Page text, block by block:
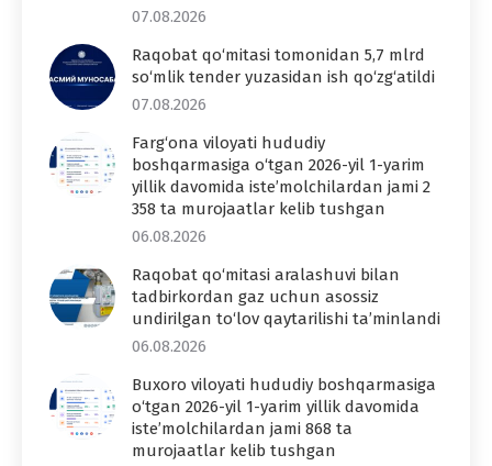
07.08.2026
Raqobat qo‘mitasi tomonidan 5,7 mlrd
so‘mlik tender yuzasidan ish qo‘zg‘atildi
07.08.2026
Farg‘ona viloyati hududiy
boshqarmasiga o‘tgan 2026-yil 1-yarim
yillik davomida iste’molchilardan jami 2
358 ta murojaatlar kelib tushgan
06.08.2026
Raqobat qo‘mitasi aralashuvi bilan
tadbirkordan gaz uchun asossiz
undirilgan to‘lov qaytarilishi ta’minlandi
06.08.2026
Buxoro viloyati hududiy boshqarmasiga
o‘tgan 2026-yil 1-yarim yillik davomida
iste’molchilardan jami 868 ta
murojaatlar kelib tushgan